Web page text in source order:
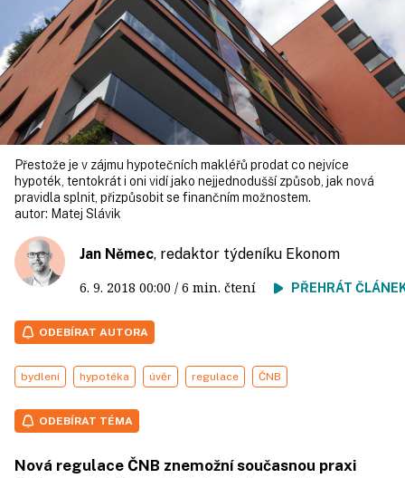
Přestože je v zájmu hypotečních makléřů prodat co nejvíce
hypoték, tentokrát i oni vidí jako nejjednodušší způsob, jak nová
pravidla splnit, přizpůsobit se finančním možnostem.
autor: Matej Slávik
Jan Němec, redaktor týdeníku Ekonom
6. 9. 2018 00:00 / 6 min. čtení PŘEHRÁT
ODEBÍRAT AUTORA
bydlení hypotéka úvěr regulace ČNB
ODEBÍRAT TÉMA
Nová regulace ČNB znemožní současnou praxi